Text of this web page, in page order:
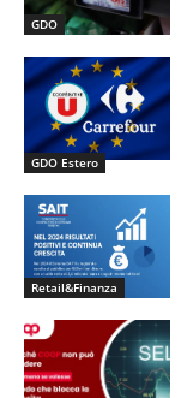
GDO
GDO Estero
Retail&Finanza